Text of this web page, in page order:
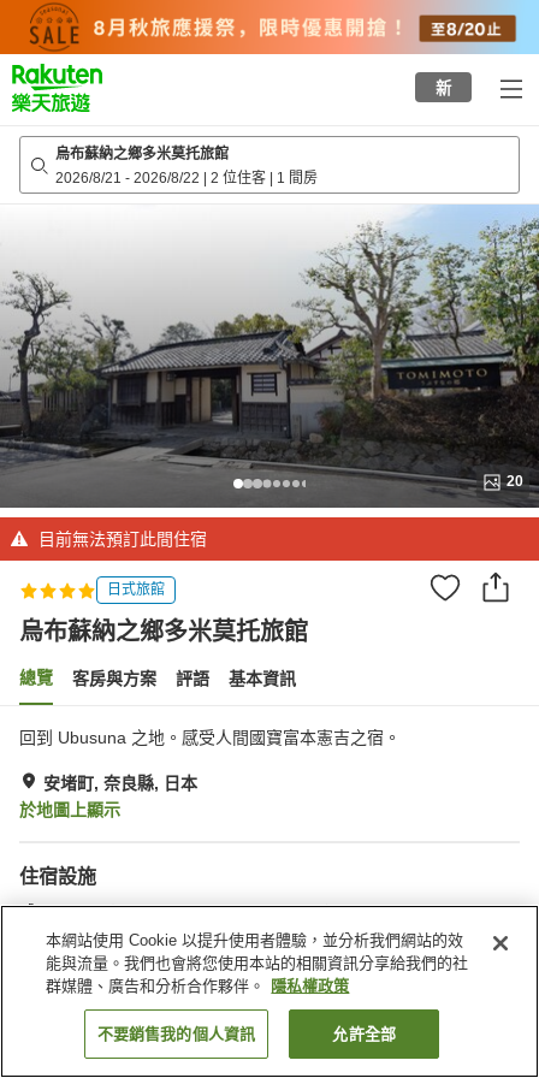
top
page
新
烏布蘇納之鄉多米莫托旅館
2026/8/21 - 2026/8/22 | 2 位住客 | 1 間房
20
目前無法預訂此間住宿
日式旅館
烏布蘇納之鄉多米莫托旅館
總覽 客房與方案 評語 基本資訊
回到 Ubusuna 之地。感受人間國寶富本憲吉之宿。
安堵町, 奈良縣, 日本
於地圖上顯示
住宿設施
Spa／美容沙龍
日式庭園
日式餐廳
24 小時服務櫃台
首頁 日本 奈良縣 安堵町 烏布蘇納之鄉多米莫托旅館
找客房
本網站使用 Cookie 以提升使用者體驗，並分析我們網站的效
能與流量。我們也會將您使用本站的相關資訊分享給我們的社
群媒體、廣告和分析合作夥伴。
隱私權政策
不要銷售我的個人資訊 允許全部